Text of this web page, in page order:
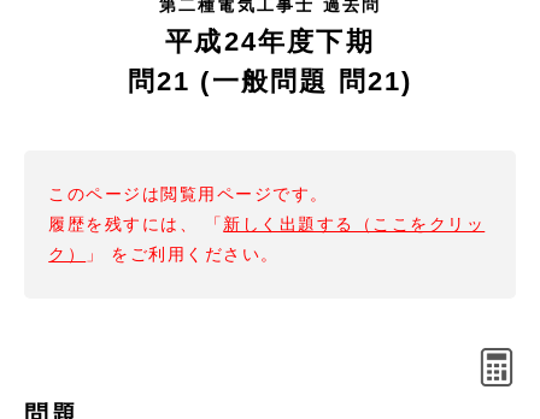
第二種電気工事士 過去問
平成24年度下期
問21 (一般問題 問21)
このページは閲覧用ページです。
履歴を残すには、 「 新しく出題する（ここをクリッ
ク）
」 をご利用ください。
問題